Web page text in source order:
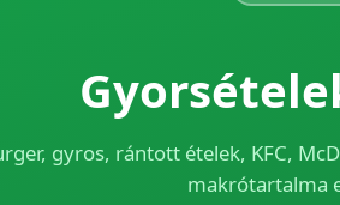
gyros, rántott ételek, KFC,
makrótartalma